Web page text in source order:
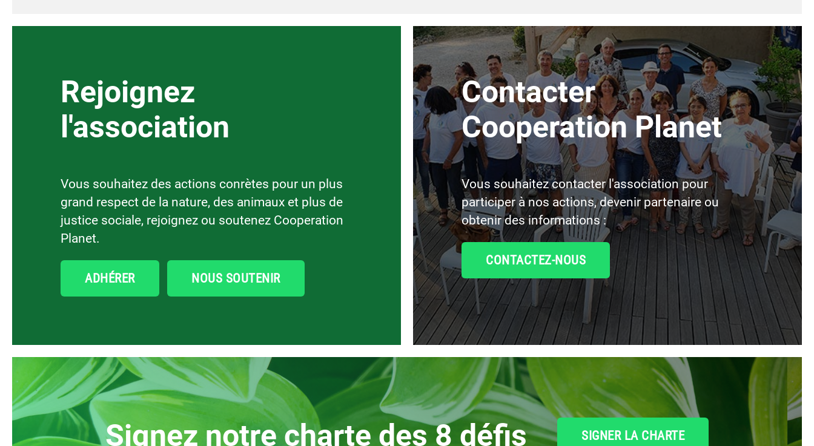
publications
Rejoignez
l'association
Vous souhaitez des actions conrètes pour un plus
grand respect de la nature, des animaux et plus de
justice sociale, rejoignez ou soutenez Cooperation
Planet.
ADHÉRER NOUS SOUTENIR
Contacter
Cooperation Planet
Vous souhaitez contacter l'association pour
participer à nos actions, devenir partenaire ou
obtenir des informations :
CONTACTEZ-NOUS
signez notrecharte des 8 défis SIGNER LA CHARTE